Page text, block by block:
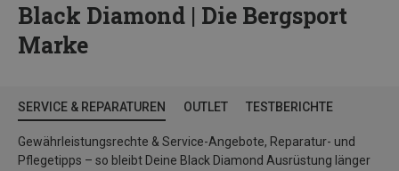
Black Diamond | Die Bergsport
Marke
SERVICE & REPARATUREN OUTLET TESTBERICHTE
Gewährleistungsrechte & Service-Angebote, Reparatur- und
Pflegetipps – so bleibt Deine Black Diamond Ausrüstung länger